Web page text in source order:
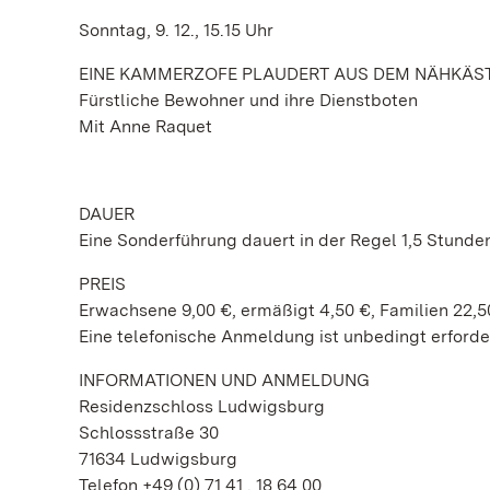
Sonntag, 9. 12., 15.15 Uhr
EINE KAMMERZOFE PLAUDERT AUS DEM
Fürstliche Bewohner und ihre Dienstboten
Mit Anne Raquet
DAUER
Eine Sonderführung dauert in der Regel 1,5
PREIS
Erwachsene 9,00 €, ermäßigt 4,50 €, Familien
Eine telefonische Anmeldung ist unbedingt
INFORMATIONEN UND ANMELDUNG
Residenzschloss Ludwigsburg
Schlossstraße 30
71634 Ludwigsburg
Telefon +49 (0) 71 41 . 18 64 00